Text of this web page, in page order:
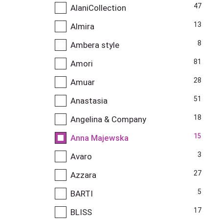
AlaniCollection 47
Almira 13
Ambera style 8
Amori 81
Amuar 28
Anastasia 51
Angelina & Company 18
Anna Majewska 15
Avaro 3
Azzara 27
BARTI 5
BLISS 17